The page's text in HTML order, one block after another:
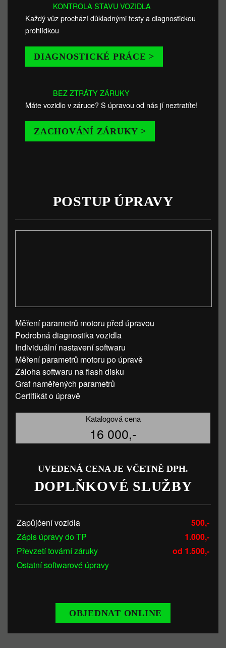
KONTROLA STAVU VOZIDLA
Každý vůz prochází důkladnými testy a diagnostickou
prohlídkou
DIAGNOSTICKÉ PRÁCE >
BEZ ZTRÁTY ZÁRUKY
Máte vozidlo v záruce? S úpravou od nás jí neztratíte!
ZACHOVÁNÍ ZÁRUKY >
POSTUP ÚPRAVY
Měření parametrů motoru před úpravou
Podrobná diagnostika vozidla
Individuální nastavení softwaru
Měření parametrů motoru po úpravě
Záloha softwaru na flash disku
Graf naměřených parametrů
Certifikát o úpravě
Katalogová cena
16 000,-
UVEDENÁ CENA JE VČETNĚ DPH.
DOPLŇKOVÉ SLUŽBY
Zapůjčení vozidla
500,-
Zápis úpravy do TP
1.000,-
Převzetí tovární záruky
od 1.500,-
Ostatní softwarové úpravy
OBJEDNAT ONLINE